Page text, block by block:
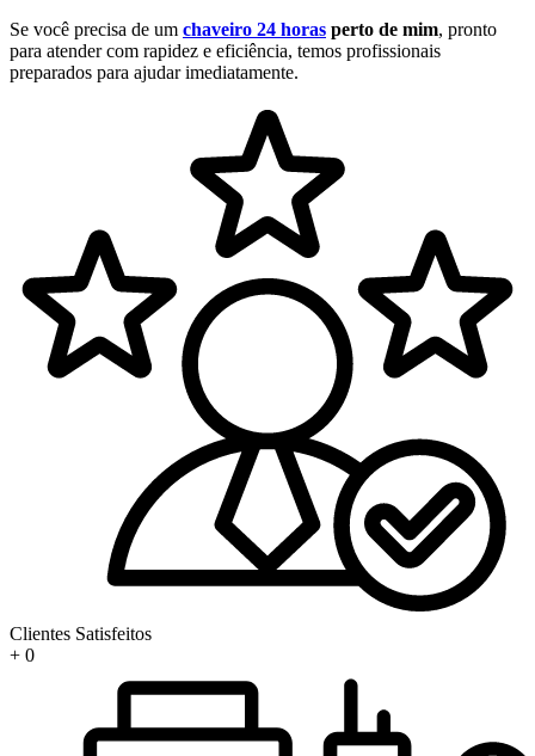
Se você precisa de um chaveiro 24 horas perto de mim, pronto
para atender com rapidez e eficiência, temos profissionais
preparados para ajudar imediatamente.
Clientes Satisfeitos
+ 0